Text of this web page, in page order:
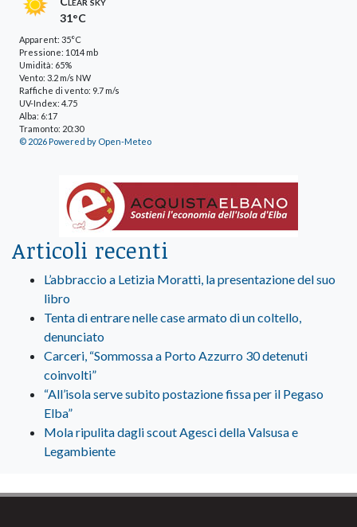
31°C
Apparent: 35°C
Pressione: 1014 mb
Umidità: 65%
Vento: 3.2 m/s NW
Raffiche di vento: 9.7 m/s
UV-Index: 4.75
Alba: 6:17
Tramonto: 20:30
© 2026 Powered by Open-Meteo
Articoli recenti
L’abbraccio a Letizia Moratti, la presentazione del suo
libro
Tenta di entrare nelle case armato di un coltello,
denunciato
Carceri, “Sommossa a Porto Azzurro 30 detenuti
coinvolti”
“All’isola serve subito postazione fissa per il Pegaso
Elba”
Mola ripulita dagli scout Agesci della Valsusa e
Legambiente